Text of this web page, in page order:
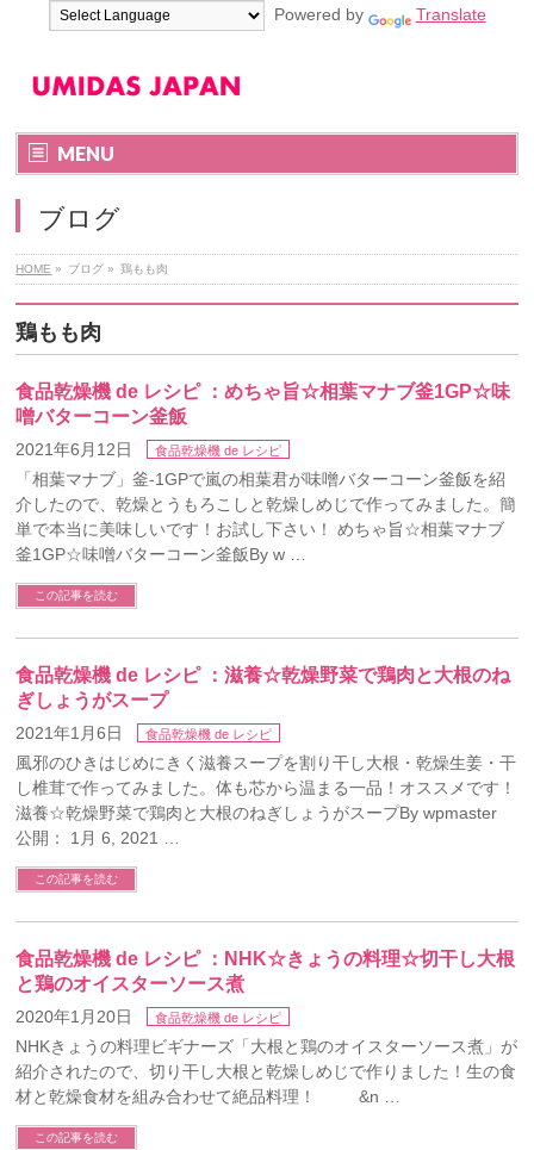
Powered by Translate
MENU
ブログ
HOME » ブログ » 鶏もも肉
鶏もも肉
食品乾燥機 de レシピ ：めちゃ旨☆相葉マナブ釜1GP☆味
噌バターコーン釜飯
2021年6月12日 食品乾燥機 de レシピ
「相葉マナブ」釜-1GPで嵐の相葉君が味噌バターコーン釜飯を紹
介したので、乾燥とうもろこしと乾燥しめじで作ってみました。簡
単で本当に美味しいです！お試し下さい！ めちゃ旨☆相葉マナブ
釜1GP☆味噌バターコーン釜飯By w …
この記事を読む
食品乾燥機 de レシピ ：滋養☆乾燥野菜で鶏肉と大根のね
ぎしょうがスープ
2021年1月6日 食品乾燥機 de レシピ
風邪のひきはじめにきく滋養スープを割り干し大根・乾燥生姜・干
し椎茸で作ってみました。体も芯から温まる一品！オススメです！
滋養☆乾燥野菜で鶏肉と大根のねぎしょうがスープBy wpmaster
公開： 1月 6, 2021 …
この記事を読む
食品乾燥機 de レシピ ：NHK☆きょうの料理☆切干し大根
と鶏のオイスターソース煮
2020年1月20日 食品乾燥機 de レシピ
NHKきょうの料理ビギナーズ「大根と鶏のオイスターソース煮」が
紹介されたので、切り干し大根と乾燥しめじで作りました！生の食
材と乾燥食材を組み合わせて絶品料理！ &n …
この記事を読む